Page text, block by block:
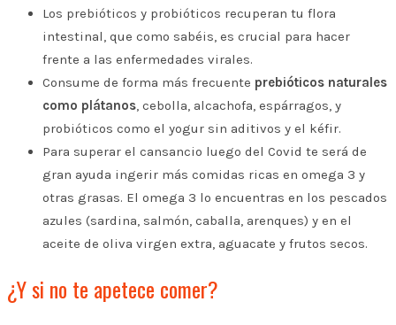
Los prebióticos y probióticos recuperan tu flora
intestinal, que como sabéis, es crucial para hacer
frente a las enfermedades virales.
Consume de forma más frecuente prebióticos naturales
como plátanos, cebolla, alcachofa, espárragos, y
probióticos como el yogur sin aditivos y el kéfir.
Para superar el cansancio luego del Covid te será de
gran ayuda ingerir más comidas ricas en omega 3 y
otras grasas. El omega 3 lo encuentras en los pescados
azules (sardina, salmón, caballa, arenques) y en el
aceite de oliva virgen extra, aguacate y frutos secos.
¿Y si no te apetece comer?